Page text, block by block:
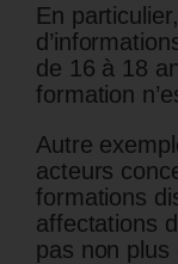
En
de 16 à 18
formation
Autre
acteurs
formations
affectations
pas non plus